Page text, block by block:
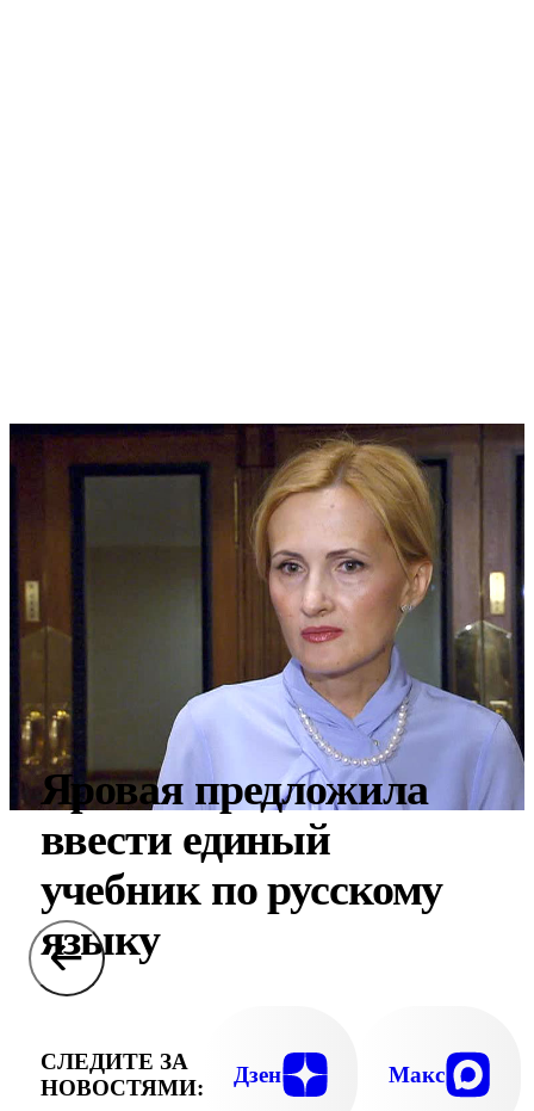
Яровая предложила
ввести единый
учебник по русскому
языку
СЛЕДИТЕ ЗА
НОВОСТЯМИ:
Дзен Макс